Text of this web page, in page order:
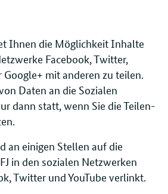
Ihnen die Möglichkeit Inhalte
Facebook, Twitter,
mit anderen zu teilen.
Daten an die Sozialen
dann statt, wenn Sie die Teilen-
an einigen Stellen auf die
in den sozialen Netzwerken
Twitter und YouTube verlinkt.